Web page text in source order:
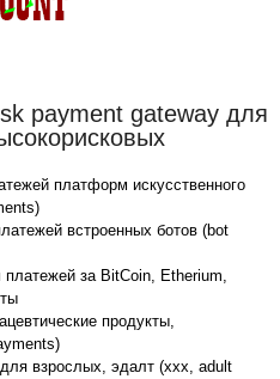
payment gateway для
платформ искусственного
встроенных ботов (bot
за BitCoin, Etherium,
продукты,
взрослых, эдалт (xxx, adult